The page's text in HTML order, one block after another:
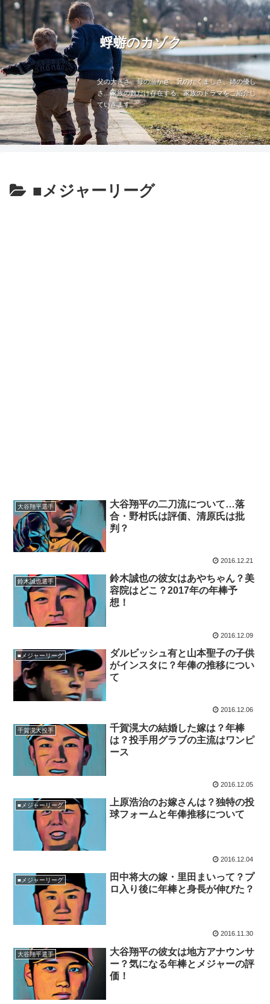
蜉蝣のカゾク
父の大きさ、母の温かさ、兄のたくましさ、姉の優し
さ…家族の数だけ存在する、家族のドラマをご紹介し
ていきます。
■メジャーリーグ
大谷翔平選手
大谷翔平の二刀流について…落
合・野村氏は評価、清原氏は批
判？
2016.12.21
鈴木誠也選手
鈴木誠也の彼女はあやちゃん？美
容院はどこ？2017年の年棒予
想！
2016.12.09
■メジャーリーグ
ダルビッシュ有と山本聖子の子供
がインスタに？年俸の推移につい
て
2016.12.06
千賀滉大投手
千賀滉大の結婚した嫁は？年棒
は？投手用グラブの主流はワンピ
ース
2016.12.05
■メジャーリーグ
上原浩治のお嫁さんは？独特の投
球フォームと年俸推移について
2016.12.04
■メジャーリーグ
田中将大の嫁・里田まいって？プ
ロ入り後に年棒と身長が伸びた？
2016.11.30
大谷翔平選手
大谷翔平の彼女は地方アナウンサ
ー？気になる年棒とメジャーの評
価！